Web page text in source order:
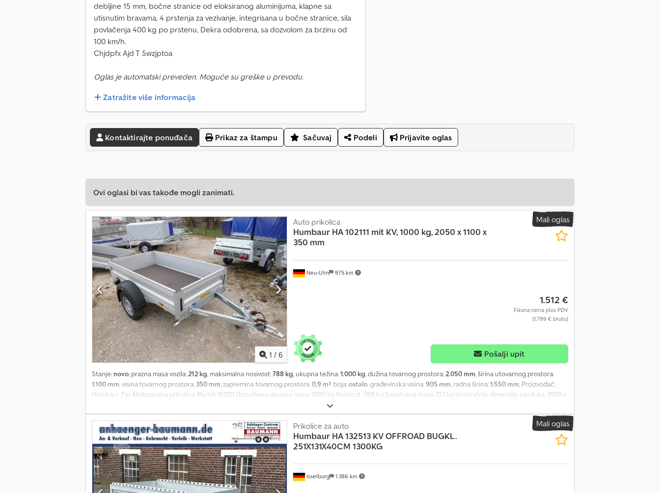
debljine 15 mm, bočne stranice od eloksiranog aluminijuma, klapne sa
utisnutim bravama, 4 prstenja za vezivanje, integrisana u bočne stranice, sila
povlačenja 400 kg po prstenu, Dekra odobrena, sa dozvolom za brzinu od
100 km/h.
Chjdpfx Ajd T Swzjptoa
Oglas je automatski preveden. Moguće su greške u prevodu.
Zatražite više informacija
Kontaktirajte ponuđača Prikaz za štampu Sačuvaj Podeli Prijavite oglas
Ovi oglasi bi vas takođe mogli zanimati.
Mali oglas
1 / 6
Neu-Ulm 975 km
Auto prikolica
Humbaur HA 102111 mit KV, 1000 kg, 2050 x 1100 x
350 mm
1.512 €
Fiksna cena plus PDV
(1.799 € bruto)
Pošalji upit
Stanje: novo, prazna masa vozila:212 kg, maksimalna nosivost:788 kg, ukupna težina:1.000 kg, dužina tovarnog prostora:2.050 mm, širina utovarnog prostora:
1.100 mm, visina tovarnog prostora: 350 mm, zapremina tovarnog prostora:0,9 m³, boja:ostalo, građevinska visina:905 mm, radna širina:1.550 mm, Proizvođač:
Humbaur Tip: Niskopodna prikolica Alu HA 102111 Dozvoljena ukupna masa: 1000 kg Nosivost: 788 kg Sopstvena masa: 212 kg Unutrašnje dimenzije sanduka: 2050 x
1100 x 350 mm Pneumatici: 13 inča Visina utovara: 525 mm sa preklopivom prednjom stranicom - V-ručica za spajanje, uronjeno, toplocinkovana - 13-polni
priključak - Podna ploča debljine 15 mm - Bočne stranice od eloksiranog aluminijuma - Poklopac(i) sa uvučenim bravama - 4 vezna prstena integrisana u bočne
stranice, sila zatezanja 400 kg po prstenu, Dekra sertifikat Cena uključuje saobraćajnu dozvolu (saobraćajna isprava deo II i COC dokumentacija). Na lageru
imamo veliki broj prikolica sledećih proizvođača: Brenderup, Humbaur, Hapert, Brian James Trailers, Unsinn i Neptun. Po želji, možemo obezbediti besplatnu
probnu tablicu za prevoz. Servisiramo prikolice svih proizvođača. Dodatna oprema na upit. Tehničke izmene, promene cena i greške su rezervisane. Ne
preuzimamo odgovornost za greške i štamparske greške. Automatska povratna kočnica, gumeno vešanje osovine, nezavisno vešanje točkova, pomoćni točak,
poziciona svetla, V-ručica za spajanje, toplocinkovana, sa kočnicom, sa garancijom, 13-polni priključak, podna ploča 15 mm, bočne stranice od eloksiranog
aluminijuma, poklopac(i) sa uvučenim bravama, 4 vezna prstena integrisana u bočne stranice, sila zatezanja 400 kg po prstenu, Dekra sertifikat, sa kočnicom.
Csdpfxed T Sx Rj Apteha
Mali oglas
Isselburg 1.386 km
Prikolice za auto
Humbaur HA 132513 KV OFFROAD BUGKL.
251X131X40CM 1300KG